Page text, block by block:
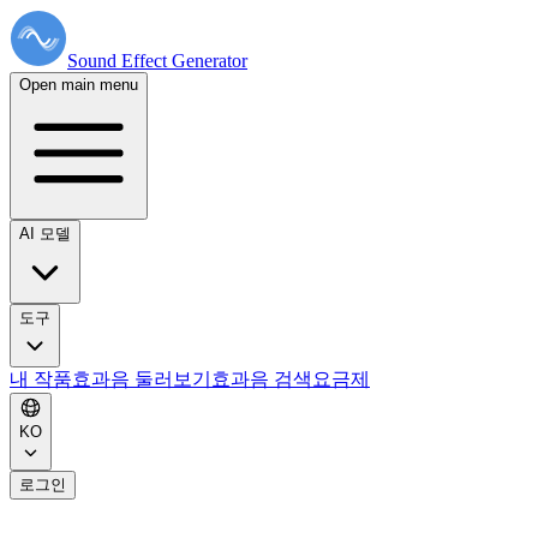
Sound Effect Generator
Open main menu
AI 모델
도구
내 작품효과음 둘러보기 효과음 검색 요금제
KO
로그인